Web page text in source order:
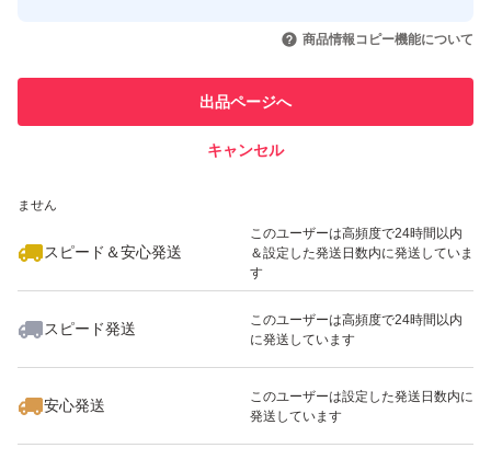
引を完了させた実績があります
での取引実績があります
ません
スピード＆安心発送
このユーザーは高頻度で24時間以内
＆設定した発送日数内に発送していま
す
スピード発送
このユーザーは高頻度で24時間以内
に発送しています
安心発送
このユーザーは設定した発送日数内に
発送しています
商品情報コピー機能について
出品ページへ
キャンセル
いいね！
1,400